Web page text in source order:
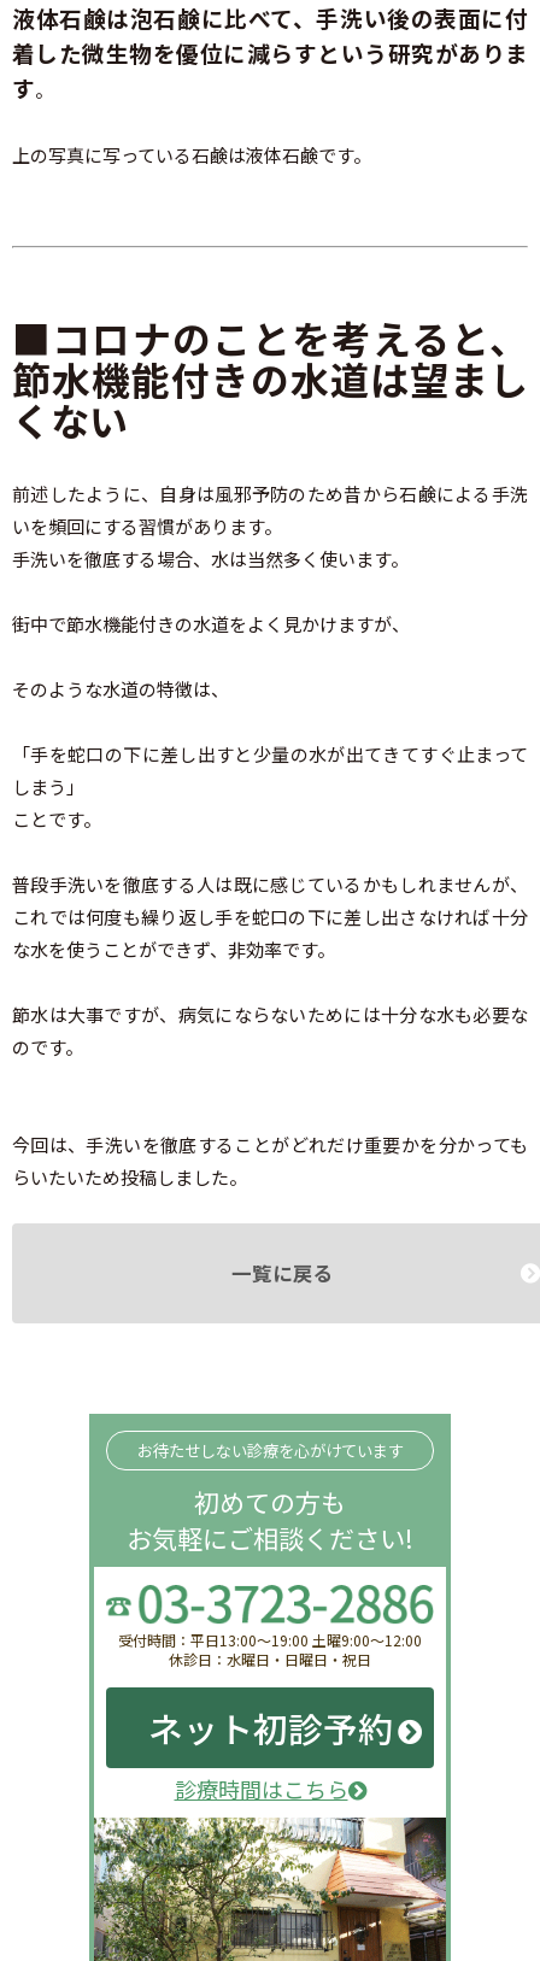
液体石鹸は泡石鹸に比べて、手洗い後の表面に付
着した微生物を優位に減らすという研究がありま
す。
上の写真に写っている石鹸は液体石鹸です。
■コロナのことを考えると、
節水機能付きの水道は望まし
くない
前述したように、自身は風邪予防のため昔から石鹸による手洗
いを頻回にする習慣があります。
手洗いを徹底する場合、水は当然多く使います。
街中で節水機能付きの水道をよく見かけますが、
そのような水道の特徴は、
「手を蛇口の下に差し出すと少量の水が出てきてすぐ止まって
しまう」
ことです。
普段手洗いを徹底する人は既に感じているかもしれませんが、
これでは何度も繰り返し手を蛇口の下に差し出さなければ十分
な水を使うことができず、非効率です。
節水は大事ですが、病気にならないためには十分な水も必要な
のです。
今回は、手洗いを徹底することがどれだけ重要かを分かっても
らいたいため投稿しました。
一覧に戻る
お待たせしない診療を心がけています
初めての方も
お気軽にご相談ください!
受付時間：平日13:00〜19:00 土曜9:00〜12:00
休診日：水曜日・日曜日・祝日
ネット初診予約
診療時間はこちら